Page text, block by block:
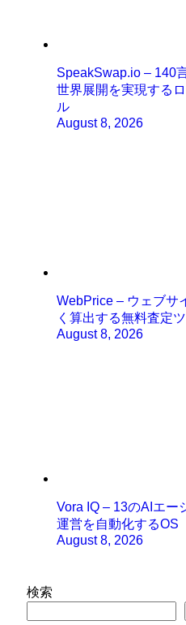
SpeakSwap.io – 140
世界展開を実現する
ル
August 8, 2026
WebPrice – ウェブサ
く算出する無料査定
August 8, 2026
Vora IQ – 13のAIエー
運営を自動化するOS
August 8, 2026
検索